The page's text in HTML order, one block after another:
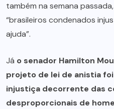
também na semana
“brasileiros condenados
ajuda”.
Já o senador Hamilton
projeto de lei de anistia
injustiça decorrente das
desproporcionais de